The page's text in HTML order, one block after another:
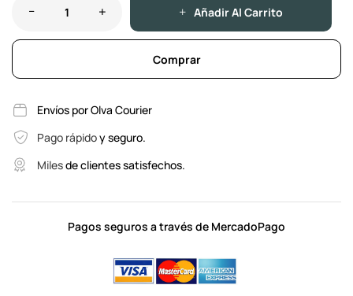
Añadir Al Carrito
Comprar
Envíos por Olva Courier
Pago rápidoy seguro.
Milesde clientes satisfechos.
Pagos seguros a través de MercadoPago